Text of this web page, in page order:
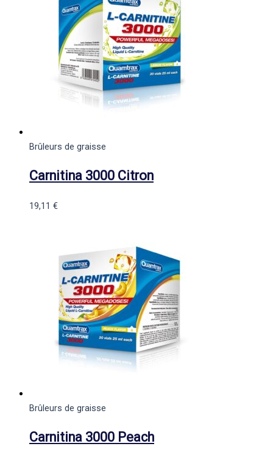
Brûleurs de graisse
Carnitina 3000 Citron
19,11 €
Brûleurs de graisse
Carnitina 3000 Peach